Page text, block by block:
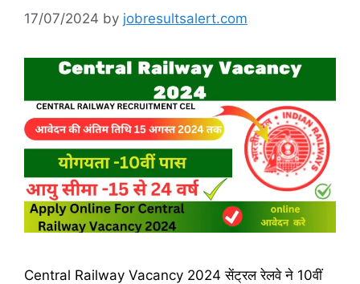
17/07/2024 by jobresultsalert.com
Central Railway Vacancy 2024 सेंट्रल रेलवे ने 10वीं